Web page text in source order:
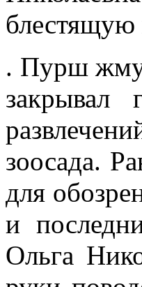
. Пурш
зоосада.
для
и
Ольга